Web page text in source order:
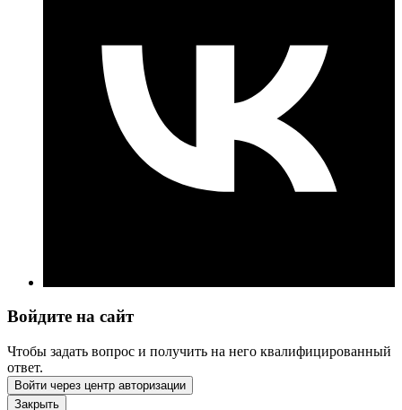
Войдите на сайт
Чтобы задать вопрос и получить на него квалифицированный
ответ.
Войти через центр авторизации
Закрыть